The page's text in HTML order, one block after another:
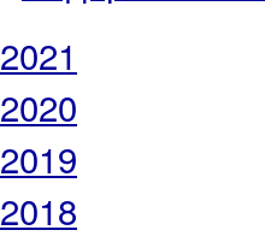
2021
2020
2019
2018